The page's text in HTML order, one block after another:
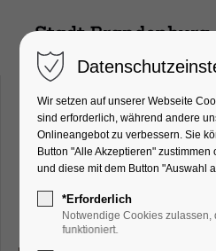
Restaurant
Wiesenweg 13,
Brandenburg
Wir setzen auf unserer Webseite
sind erforderlich, während andere
Onlineangebot zu verbessern. Sie
Button "Alle Akzeptieren"
und diese mit dem Button "Auswahl
*Erforderlich
Notwendige Cookies
funktioniert.